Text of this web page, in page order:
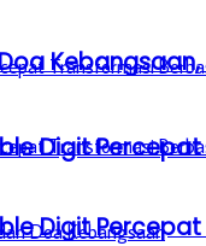
Digit
Digit